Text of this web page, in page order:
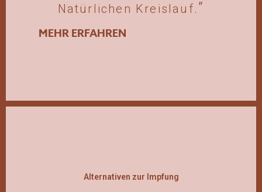
Natürlichen Kreislauf.
MEHR ERFAHREN
Alternativen zur Impfung